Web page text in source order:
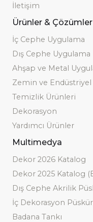
İletişim
Ürünler & Çözümler
İç Cephe Uygulama
Dış Cephe Uygulama
Ahşap ve Metal
Zemin ve Endüstriyel
Temizlik Ürünleri
Dekorasyon
Yardımcı Ürünler
Multimedya
Dekor 2026 Katalog
Dekor 2025 Katalog
Dış Cephe Akrilik
İç Dekorasyon
Badana Tankı